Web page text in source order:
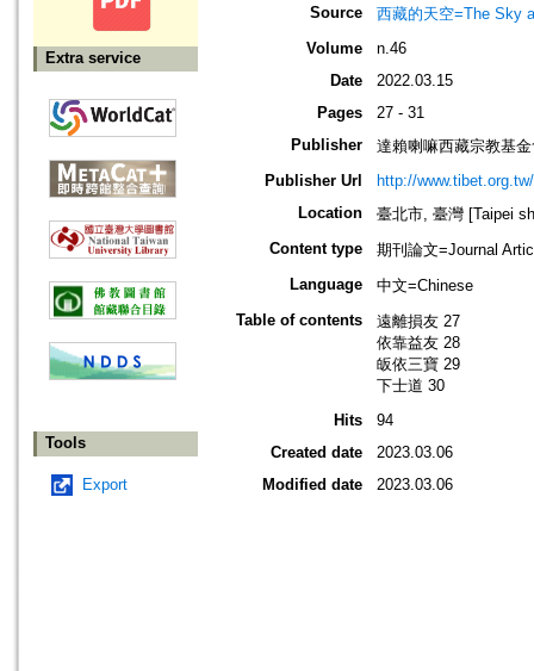
Extra service
Tools
Export
Source
西藏的天空=The Sky
Volume
n.46
Date
2022.03.15
Pages
27 - 31
Publisher
達賴喇嘛西藏宗教基
Publisher Url
http://www.tibet.org.tw/
Location
臺北市, 臺灣 [Taipei
Content type
期刊論文=Journal
Language
中文=Chinese
Table of contents
遠離損友 27
依靠益友 28
皈依三寶 29
下士道 30
Hits
94
Created date
2023.03.06
Modified date
2023.03.06